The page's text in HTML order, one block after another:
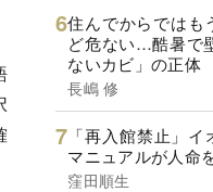
住んでからではも
ど危ない…酷暑で
ないカビ」の正体
長嶋 修
「再入館禁止」
マニュアルが人命
窪田順生